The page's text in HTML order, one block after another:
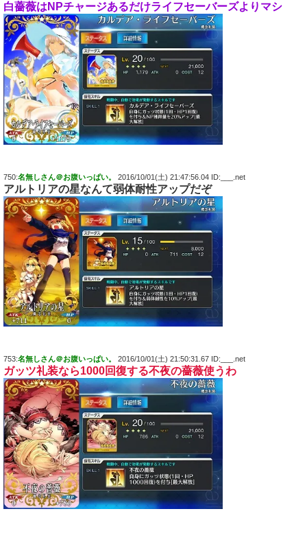
白薔薇はNPチャージあるだけライフセーバーズよりマシ
750:名無しさん＠お腹いっぱい。 2016/10/01(土) 21:47:56.04 ID:___.net
アルトリアの星なんて弱体耐性アップだぞ
753:名無しさん＠お腹いっぱい。 2016/10/01(土) 21:50:31.67 ID:___.net
ガッツ礼装なら1000回復する不夜の薔薇使うわ